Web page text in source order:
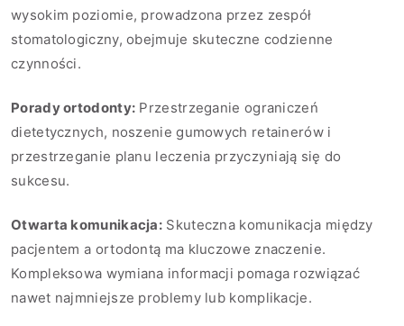
wysokim poziomie, prowadzona przez zespół
stomatologiczny, obejmuje skuteczne codzienne
czynności.
Porady ortodonty: Przestrzeganie ograniczeń
dietetycznych, noszenie gumowych retainerów i
przestrzeganie planu leczenia przyczyniają się do
sukcesu.
Otwarta komunikacja: Skuteczna komunikacja między
pacjentem a ortodontą ma kluczowe znaczenie.
Kompleksowa wymiana informacji pomaga rozwiązać
nawet najmniejsze problemy lub komplikacje.